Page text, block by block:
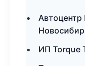
ИП Torque